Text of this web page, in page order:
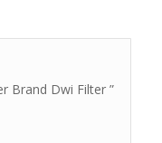
Brand Dwi Filter ”